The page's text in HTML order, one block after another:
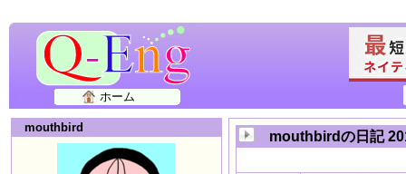
ホーム
mouthbird
mouthbirdの日記